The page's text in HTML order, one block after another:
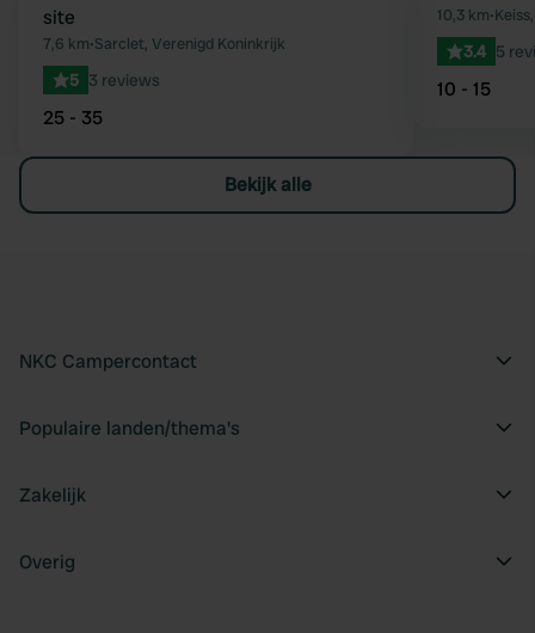
Favoriet
site
7,6 km•Sarclet, Verenigd Koninkrijk
5 3 reviews
25 - 35
10,3 km•
3.4 5
10 - 15
Bekijk alle
NKC Campercontact
Populaire landen/thema's
Zakelijk
Overig